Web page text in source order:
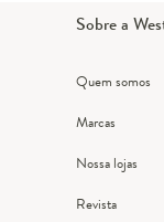
Sobre a
Quem somos
Marcas
Nossa lojas
Revista